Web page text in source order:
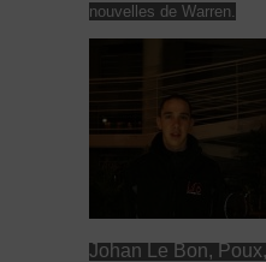
nouvelles de Warren.
Johan Le Bon,